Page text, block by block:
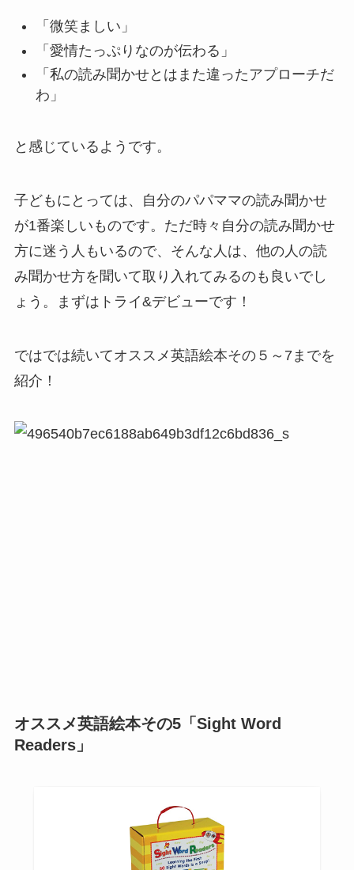
「微笑ましい」
「愛情たっぷりなのが伝わる」
「私の読み聞かせとはまた違ったアプローチだ
わ」
と感じているようです。
子どもにとっては、自分のパパママの読み聞かせ
が1番楽しいものです。ただ時々自分の読み聞かせ
方に迷う人もいるので、そんな人は、他の人の読
み聞かせ方を聞いて取り入れてみるのも良いでし
ょう。まずはトライ&デビューです！
ではでは続いてオススメ英語絵本その５～7までを
紹介！
オススメ英語絵本その5「Sight Word
Readers」